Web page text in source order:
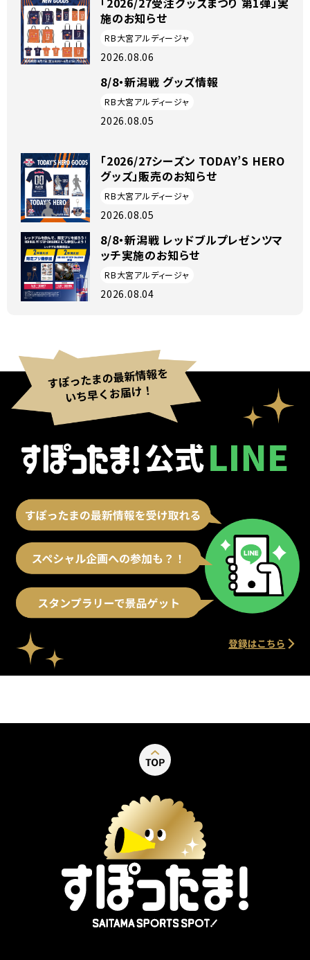
施のお知らせ
RB大宮アルディージャ
2026.08.06
8/8・新潟戦 グッズ情報
RB大宮アルディージャ
2026.08.05
「2026/27シーズン TODAY’S HERO
グッズ」販売のお知らせ
RB大宮アルディージャ
2026.08.05
8/8・新潟戦 レッドブルプレゼンツマ
ッチ実施のお知らせ
RB大宮アルディージャ
2026.08.04